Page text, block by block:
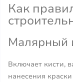
Как
Малярный
Включает кисти,
нанесения